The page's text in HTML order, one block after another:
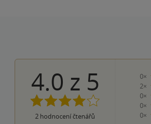
4.0 z 5
2 hodnocení čtenářů
0×
2×
0×
0×
0×